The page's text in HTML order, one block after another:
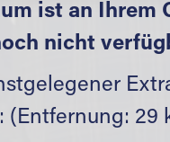
ist an Ihrem
nicht
(Entfernung: 29